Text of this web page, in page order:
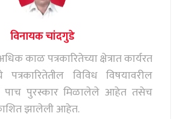
विनायक चांदगुडे
काळ पत्रकारितेच्या क्षेत्रात कार्यरत
पत्रकारितेतील विविध विषयावरील
पाच पुरस्कार मिळालेले आहेत तसेच
झालेली आहेत.